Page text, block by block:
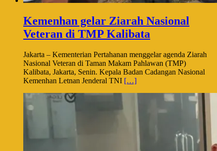
Kemenhan gelar Ziarah Nasional
Veteran di TMP Kalibata
Jakarta – Kementerian Pertahanan menggelar agenda Ziarah
Nasional Veteran di Taman Makam Pahlawan (TMP)
Kalibata, Jakarta, Senin. Kepala Badan Cadangan Nasional
Kemenhan Letnan Jenderal TNI […]